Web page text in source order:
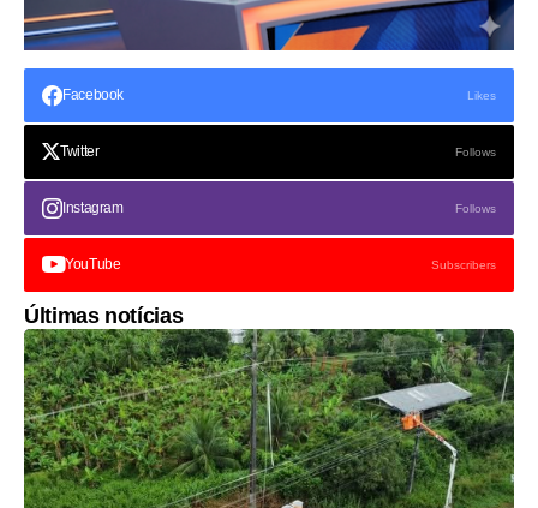
Facebook Likes
Twitter Follows
Instagram Follows
YouTube Subscribers
Últimas notícias